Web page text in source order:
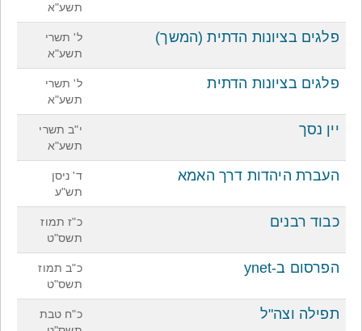
תשע"א
פלגים בציונות הדתית (המשך)
ל' תשרי
תשע"א
פלגים בציונות הדתית
ל' תשרי
תשע"א
יין נסך
י"ב תשרי
תשע"א
העברת היהדות דרך האמא
ד' ניסן
תש"ע
כבוד רבנים
כ"ז תמוז
תשס"ט
הפרסום ב-ynet
כ"ב תמוז
תשס"ט
תפילה וצה"ל
כ"ח טבת